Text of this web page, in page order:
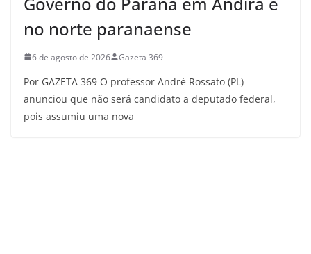
no norte paranaense
6 de agosto de 2026 Gazeta 369
Por GAZETA 369 O professor André Rossato (PL)
anunciou que não será candidato a deputado federal,
pois assumiu uma nova